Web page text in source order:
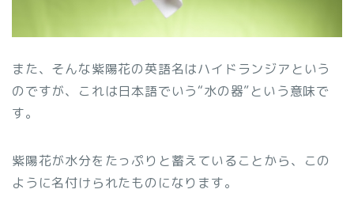
また、そんな紫陽花の英語名はハイドランジアという
のですが、これは日本語でいう“水の器”という意味で
す。
紫陽花が水分をたっぷりと蓄えていることから、この
ように名付けられたものになります。